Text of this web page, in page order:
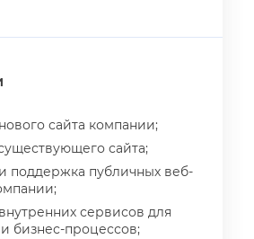
сайта компании;
сайта;
поддержка публичных веб-
сервисов для
бизнес-процессов;